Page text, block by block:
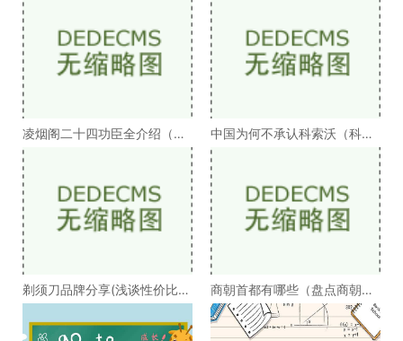
凌烟阁二十四功臣全介绍（凌
烟阁二十四功臣排
中国为何不承认科索沃（科索
沃为何不被承认）
剃须刀品牌分享(浅谈性价比高
的剃须刀品牌）
商朝首都有哪些（盘点商朝的
十几个首都）